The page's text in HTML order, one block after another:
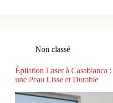
Non classé
Épilation Laser à Casablanca
une Peau Lisse et Durable